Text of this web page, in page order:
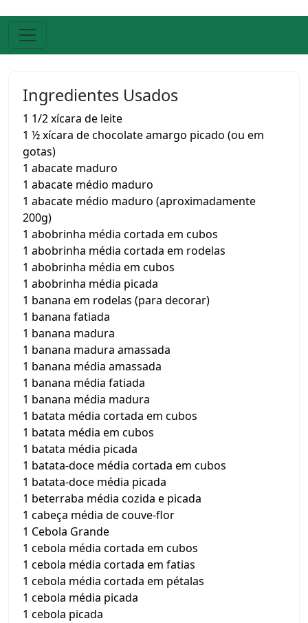
Ingredientes Usados
1 1/2 xícara de leite
1 ½ xícara de chocolate amargo picado (ou em
gotas)
1 abacate maduro
1 abacate médio maduro
1 abacate médio maduro (aproximadamente
200g)
1 abobrinha média cortada em cubos
1 abobrinha média cortada em rodelas
1 abobrinha média em cubos
1 abobrinha média picada
1 banana em rodelas (para decorar)
1 banana fatiada
1 banana madura
1 banana madura amassada
1 banana média amassada
1 banana média fatiada
1 banana média madura
1 batata média cortada em cubos
1 batata média em cubos
1 batata média picada
1 batata-doce média cortada em cubos
1 batata-doce média picada
1 beterraba média cozida e picada
1 cabeça média de couve-flor
1 Cebola Grande
1 cebola média cortada em cubos
1 cebola média cortada em fatias
1 cebola média cortada em pétalas
1 cebola média picada
1 cebola picada